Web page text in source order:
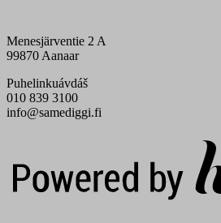
Menesjärventie 2 A
99870 Aanaar
Puhelinkuávdáš
010 839 3100
info@samediggi.fi